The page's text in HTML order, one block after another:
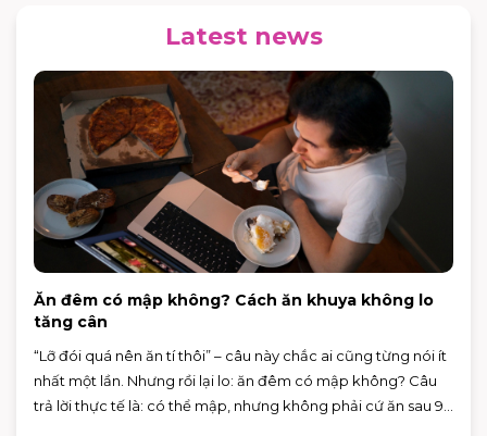
Latest news
Ăn đêm có mập không? Cách ăn khuya không lo
tăng cân
“Lỡ đói quá nên ăn tí thôi” – câu này chắc ai cũng từng nói ít
nhất một lần. Nhưng rồi lại lo: ăn đêm có mập không? Câu
trả lời thực tế là: có thể mập, nhưng không phải cứ ăn sau 9